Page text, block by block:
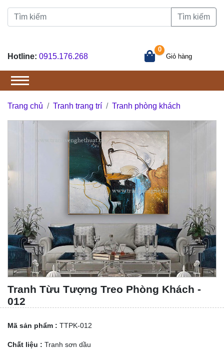
Tìm kiếm
Hotline: 0915.176.268
0
Giỏ hàng
Trang chủ Tranh trang trí Tranh phòng khách
Tranh Từu Tượng Treo Phòng Khách -
012
Mã sản phẩm : TTPK-012
Chất liệu : Tranh sơn dầu